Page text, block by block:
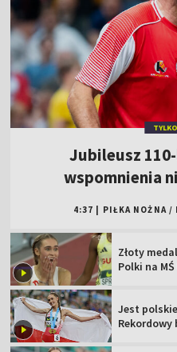
Jubileusz
wspomnienia
4:37 PIŁKA NOŻNA /
Złoty
Polki na MŚ
Jest
Rekordowy